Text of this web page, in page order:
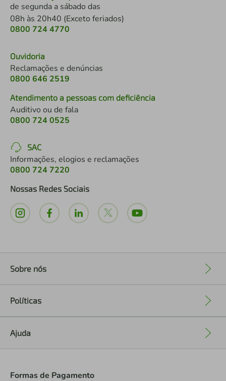
de segunda a sábado das
08h às 20h40 (Exceto feriados)
0800 724 4770
Ouvidoria
Reclamações e denúncias
0800 646 2519
Atendimento a pessoas com deficiência
Auditivo ou de fala
0800 724 0525
SAC
Informações, elogios e reclamações
0800 724 7220
Nossas Redes Sociais
Sobre nós
Políticas
Ajuda
Formas de Pagamento